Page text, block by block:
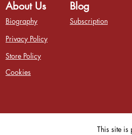
About Us
Biography
Privacy Policy
Store Policy
Cookies
Blog
Subscription
This site is